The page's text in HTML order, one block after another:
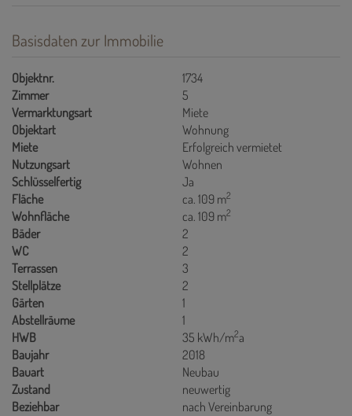
Basisdaten zur Immobilie
Objektnr.
1734
Zimmer
5
Vermarktungsart
Miete
Objektart
Wohnung
Miete
Erfolgreich vermietet
Nutzungsart
Wohnen
Schlüsselfertig
Ja
Fläche
ca. 109 m2
Wohnfläche ca. 109 m2
Bäder
2
WC
2
Terrassen
3
Stellplätze
2
Gärten
1
Abstellräume
1
HWB
35 kWh/m2a
Baujahr
2018
Bauart
Neubau
Zustand
neuwertig
Beziehbar
nach Vereinbarung